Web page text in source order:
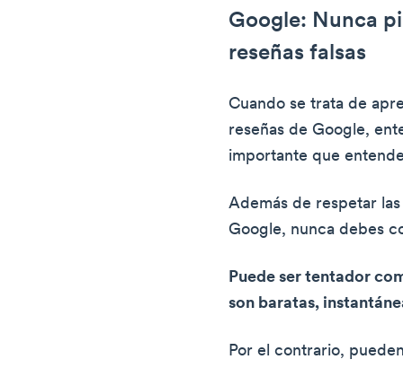
Google: Nunca
reseñas falsas
Cuando se trata de
reseñas de Google,
importante que
Además de respetar
Google, nunca debes
Puede ser tentador
son baratas,
Por el contrario,